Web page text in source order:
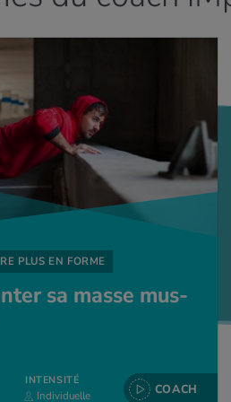
PLUS EN FORME
sa masse mus­
INTENSITÉ
Individuelle COACH